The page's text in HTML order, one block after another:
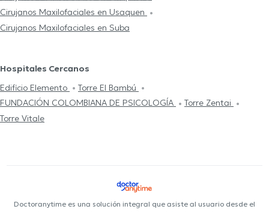
Cirujanos Maxilofaciales en Usaquen
Cirujanos Maxilofaciales en Suba
Hospitales Cercanos
Edificio Elemento
Torre El Bambú
FUNDACIÓN COLOMBIANA DE PSICOLOGÍA
Torre Zentai
Torre Vitale
Doctoranytime es una solución integral que asiste al usuario desde el